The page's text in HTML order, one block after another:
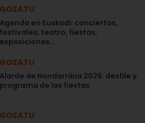
GOZATU
Agenda en Euskadi: conciertos,
festivales, teatro, fiestas,
exposiciones…
GOZATU
Alarde de Hondarribia 2026: desfile y
programa de las fiestas
GOZATU